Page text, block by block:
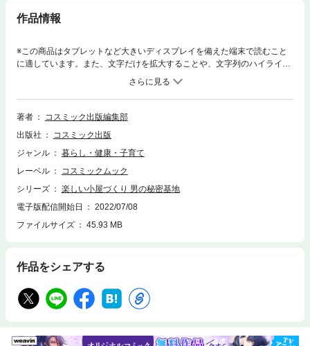
作品情報
※この商品はタブレットなど大きいディスプレイを備えた端末で読むこと
に適しています。また、文字だけを拡大することや、文字列のハイライ
ト、検索、辞書の参照、引用などの機能が使用できません。セルフビルド
のキットハウスから工事すべておまかせの材工一式まで あなたの「秘密
基地」建設計画を支援【企画1】●発見!!小屋のある暮らし→オーナー10人
の充実した小屋ライフに迫りつつ、「先輩」からアドバイスをいただく!
屋の構造/小屋づくりに必要な道具小屋づくりの流れ/小屋の塗装/メンテナ
ンス/Q&Aで知る「小屋建設に必要な法律」【企画3】●キットハウス&材工
小屋75種を紹介・工法/寸法/コスト/間取り などのスペックを掲載・オプ
ションを使った小屋のアレンジを提案
著者
コスミック出版編集部
出版社
コスミック出版
ジャンル
暮らし・健康・子育て
レーベル
コスミックムック
シリーズ
楽しい小屋づくり 男の秘密基地
電子版配信開始日
2022/07/08
ファイルサイズ
45.93 MB
作品をシェアする